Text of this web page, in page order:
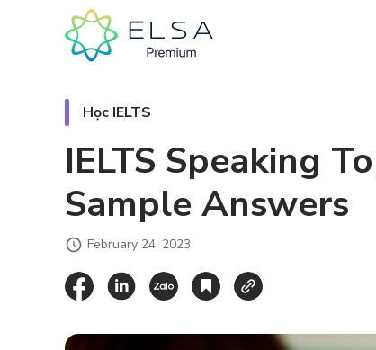
Học IELTS
IELTS Speaking
Sample Answers
February 24, 2023